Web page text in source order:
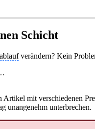
Schicht
verändern? Kein
mit verschiedenen
unangenehm unterbrechen.